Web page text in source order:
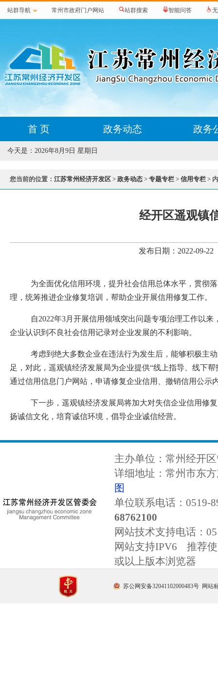
站群导航 常州市政府门户网站 站群搜索 智能问答
首 页 政务动态 政务
今天是： 2026年8月9日 星期日
您当前的位置： 江苏常州经济开发区 > 政务动态 > 专题专栏 > 信用专栏 >
经开区遥观镇
发布日期：2022-09-
为全面优化信用环境，提升社会信用总体水平，贯彻
理，统筹推进企业修复培训，帮助企业开展信用修复工作。
自2022年3月开展信用领域突出问题专项治理工作以来
企业认识到不良社会信用记录对企业发展的不利影响。
考虑到绝大多数企业在违法行为发生后，能够积极主动
足，对此，遥观镇经济发展局为企业提供“线上指导、线下帮
通过信用信息门户网站，申请修复企业信用、撤销信用公示
下一步， 遥观镇经济发展局将加大对失信企业信用修
扬诚信文化，培育诚信环境，倡导企业诚信经营。
主办单位：常州经开
详细地址：常州市东
图
单位联系电话：0519-
68762100
网站技术支持电话：
网站支持IPV6 推荐使
或以上版本浏览器
苏公网安备32041102000483号 网站